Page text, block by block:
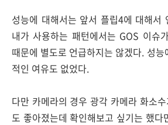
성능에 대해서는 앞서 플립4에 대해서
내가 사용하는 패턴에서는 GOS 이슈
때문에 별도로 언급하지는 않겠다. 성
적인 여유도 없었다.
다만 카메라의 경우 광각 카메라 화소
도 좋아졌는데 확인해보고 싶기는 했다